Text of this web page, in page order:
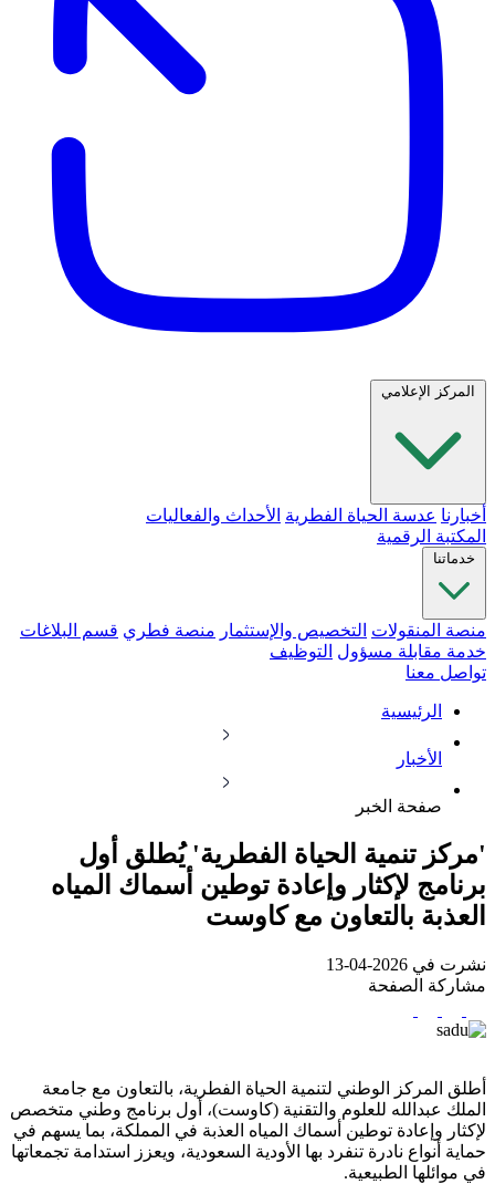
المركز الإعلامي
أخبارنا عدسة الحياة الفطرية الأحداث والفعاليات
المكتبة الرقمية
خدماتنا
منصة المنقولات التخصيص والإستثمار منصة فطري قسم البلاغات
خدمة مقابلة مسؤول التوظيف
تواصل معنا
الرئيسية
الأخبار
صفحة الخبر
'مركز تنمية الحياة الفطرية' يُطلق أول
برنامج لإكثار وإعادة توطين أسماك المياه
العذبة بالتعاون مع كاوست
نشرت في 2026-04-13
مشاركة الصفحة
أطلق المركز الوطني لتنمية الحياة الفطرية، بالتعاون مع جامعة
الملك عبدالله للعلوم والتقنية (كاوست)، أول برنامج وطني متخصص
لإكثار وإعادة توطين أسماك المياه العذبة في المملكة، بما يسهم في
حماية أنواع نادرة تنفرد بها الأودية السعودية، ويعزز استدامة تجمعاتها
في موائلها الطبيعية.